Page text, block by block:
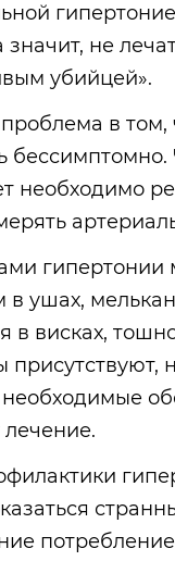
значит, не
убийцей».
в том,
бессимптомно.
необходимо
гипертонии
в ушах,
в висках,
присутствуют,